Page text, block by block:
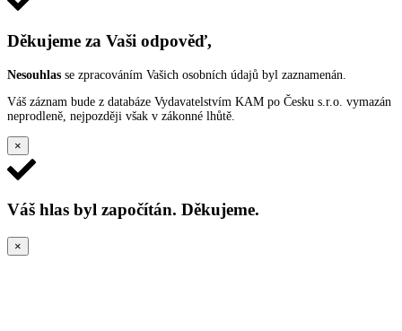
Děkujeme za Vaši odpověď,
Nesouhlas se zpracováním Vašich osobních údajů byl zaznamenán.
Váš záznam bude z databáze Vydavatelstvím KAM po Česku s.r.o. vymazán
neprodleně, nejpozději však v zákonné lhůtě.
×
Váš hlas byl započítán. Děkujeme.
×